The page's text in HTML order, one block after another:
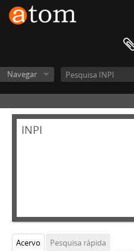
Navegar
INPI
Acervo
Pesquisa rápida